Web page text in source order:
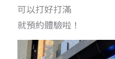
可以打好打滿
就預約體驗啦！